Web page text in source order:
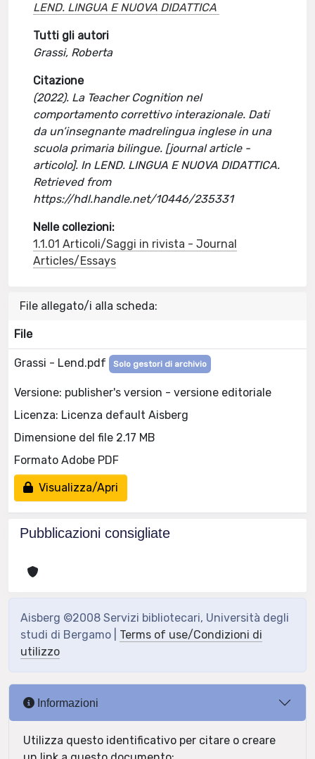
LEND. LINGUA E NUOVA DIDATTICA
Tutti gli autori
Grassi, Roberta
Citazione
(2022). La Teacher Cognition nel
comportamento correttivo interazionale. Dati
da un’insegnante madrelingua inglese in una
scuola primaria bilingue. [journal article -
articolo]. In LEND. LINGUA E NUOVA DIDATTICA.
Retrieved from
https://hdl.handle.net/10446/235331
Nelle collezioni:
1.1.01 Articoli/Saggi in rivista - Journal
Articles/Essays
File allegato/i alla scheda:
File
Grassi - Lend.pdf Solo gestori di archivio
Versione: publisher's version - versione editoriale
Licenza: Licenza default Aisberg
Dimensione del file 2.17 MB
Formato Adobe PDF
Visualizza/Apri
Pubblicazioni consigliate
Aisberg ©2008 Servizi bibliotecari, Università degli
studi di Bergamo | Terms of use/Condizioni di
utilizzo
Informazioni
Utilizza questo identificativo per citare o creare